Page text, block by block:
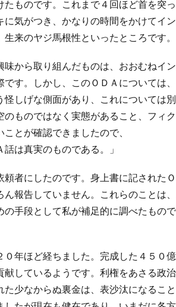
たものです。これまで４回ほど首を突
に気がつき、かなりの時間をかけてイ
生来のヤジ馬根性といったところです。
味から取り組んだものは、おおむねイ
です。しかし、このＯＤＡについては
怪しげな側面があり、これについては
のものではなく実態があること、フィ
ことが確認できましたので、
話は真実のものである。」
頼者にしたのです。身上書に記された
ん報告していません。これらのことは
の手段として私が補足的に調べたもの
年ほど経ちました。完成した４５０
献しているようです。利権をあさる政
た少なからぬ裏金は、表沙汰になるこ